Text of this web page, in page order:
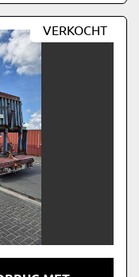
VERKOCHT